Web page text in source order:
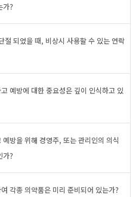
가?
절 되었을 때, 비상시 사용할 수 있는 연락
예방에 대한 중요성은 깊이 인식하고 있
방을 위해 경영주, 또는 관리인의 의식
가?
각종 의약품은 미리 준비되어 있는가?